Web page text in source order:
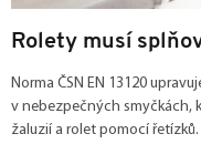
Rolety musí
Norma ČSN EN 13120
v nebezpečných smyčkách,
žaluzií a rolet pomocí